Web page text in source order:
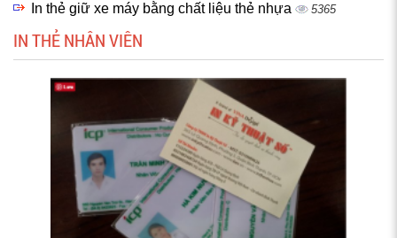
In thẻ giữ xe máy bằng chất liệu thẻ nhựa 5365
IN THẺ NHÂN VIÊN